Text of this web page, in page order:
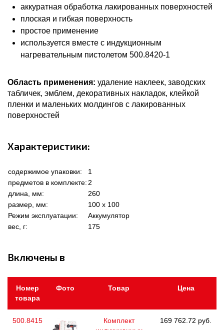
аккуратная обработка лакированных поверхностей
плоская и гибкая поверхность
простое применение
используется вместе с индукционным
нагревательным пистолетом 500.8420-1
Область применения: удаление наклеек, заводских
табличек, эмблем, декоративных накладок, клейкой
пленки и маленьких молдингов с лакированных
поверхностей
Характеристики:
содержимое упаковки:
1
предметов в комплекте: 2
длина, мм:
260
размер, мм:
100 x 100
Режим эксплуатации:
Аккумулятор
вес, г:
175
Включены в
Номер
товара
Фото Товар Цена
500.8415
Комплект
169 762.72 руб.